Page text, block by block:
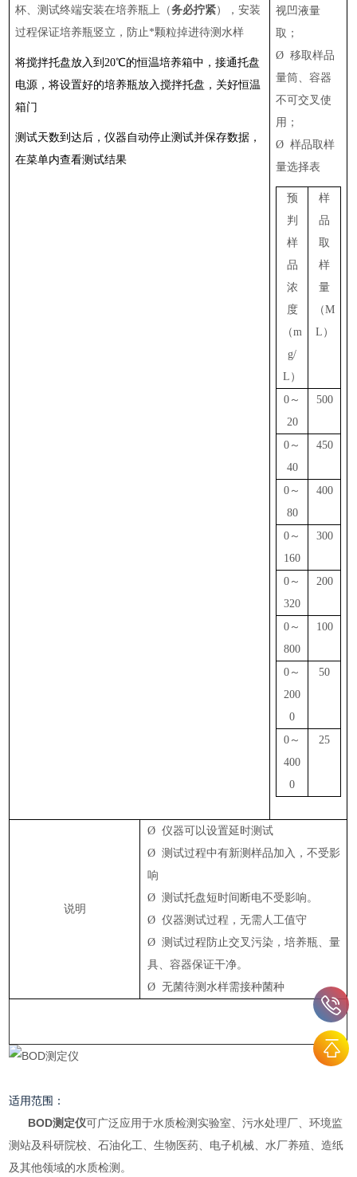
杯、测试终端安装在培养瓶上（务必拧紧），安装
过程保证培养瓶竖立，防止*颗粒掉进待测水样
将搅拌托盘放入到20℃的恒温培养箱中，接通托盘
电源，将设置好的培养瓶放入搅拌托盘，关好恒温
箱门
测试天数到达后，仪器自动停止测试并保存数据，
在菜单内查看测试结果
视凹液量
取；
Ø 移取样品
量筒、容器
不可交叉使
用；
Ø 样品取样
量选择表
预
判
样
品
浓
度
（m
g/
L）
样
品
取
样
量
（M
L）
0～
20
500
0～
40
450
0～
80
400
0～
160
300
0～
320
200
0～
800
100
0～
200
0
50
0～
400
0
25
说明
Ø 仪器可以设置延时测试
Ø 测试过程中有新测样品加入，不受影
响
Ø 测试托盘短时间断电不受影响。
Ø 仪器测试过程，无需人工值守
Ø 测试过程防止交叉污染，培养瓶、量
具、容器保证干净。
Ø 无菌待测水样需接种菌种
适用范围：
BOD测定仪可广泛应用于水质检测实验室、污水处理厂、环境监
测站及科研院校、石油化工、生物医药、电子机械、水厂养殖、造纸
及其他领域的水质检测。